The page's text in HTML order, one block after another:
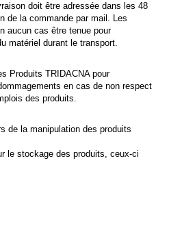
doit être adressée dans les 48
de la commande par mail. Les
aucun cas être tenue pour
matériel durant le transport.
Produits TRIDACNA pour
en cas de non respect
des produits.
de la manipulation des produits
le stockage des produits, ceux-ci